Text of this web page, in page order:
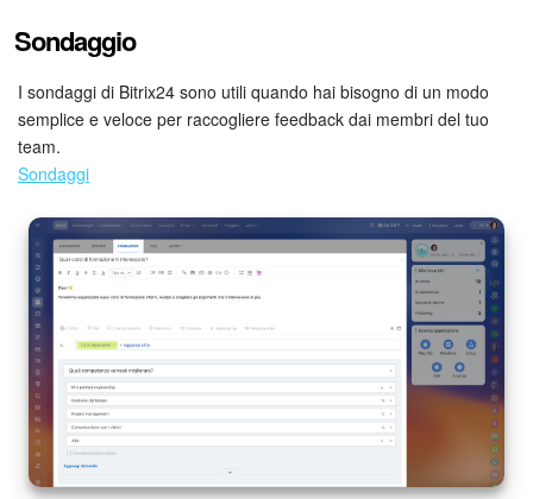
Sondaggio
I sondaggi di Bitrix24 sono utili quando hai bisogno di un modo
semplice e veloce per raccogliere feedback dai membri del tuo
team.
Sondaggi